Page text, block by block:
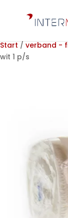
Start / verband -
wit 1 p/s